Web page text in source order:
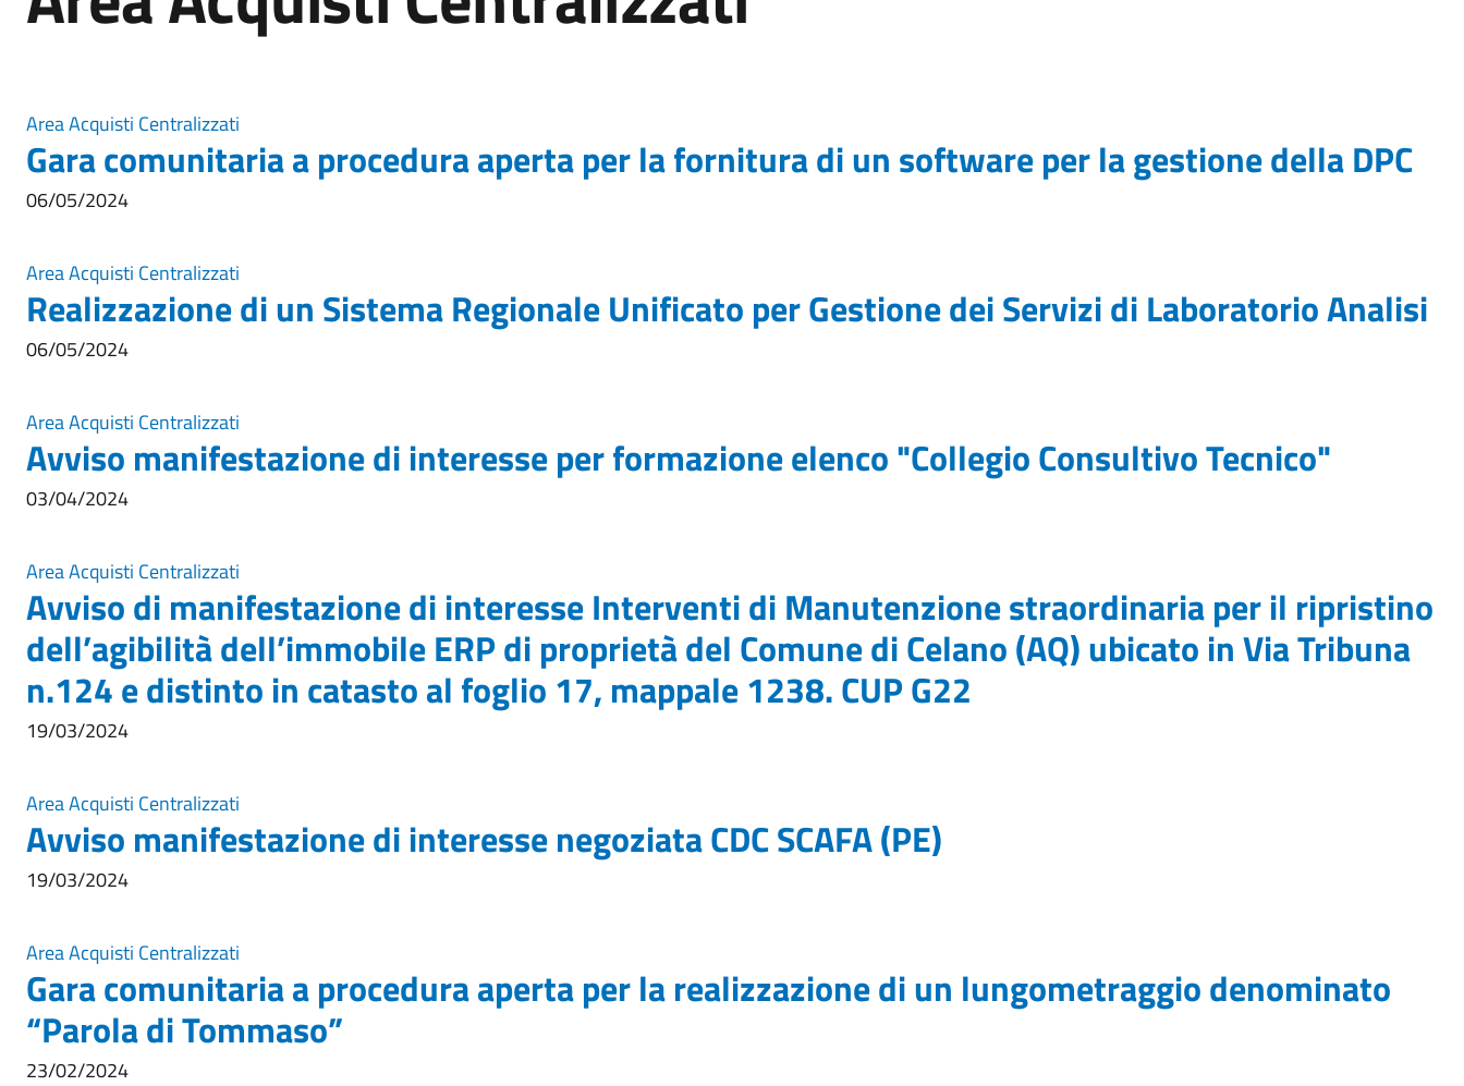
Area Acquisti Centralizzati
Gara comunitaria a procedura aperta per la fornitura di un software per la gestione della DPC
06/05/2024
Area Acquisti Centralizzati
Realizzazione di un Sistema Regionale Unificato per Gestione dei Servizi di Laboratorio Analisi
06/05/2024
Area Acquisti Centralizzati
Avviso manifestazione di interesse per formazione elenco "Collegio Consultivo Tecnico"
03/04/2024
Area Acquisti Centralizzati
Avviso di manifestazione di interesse Interventi di Manutenzione straordinaria per il ripristino
dell’agibilità dell’immobile ERP di proprietà del Comune di Celano (AQ) ubicato in Via Tribuna
n.124 e distinto in catasto al foglio 17, mappale 1238. CUP G22
19/03/2024
Area Acquisti Centralizzati
Avviso manifestazione di interesse negoziata CDC SCAFA (PE)
19/03/2024
Area Acquisti Centralizzati
Gara comunitaria a procedura aperta per la realizzazione di un lungometraggio denominato
“Parola di Tommaso”
23/02/2024